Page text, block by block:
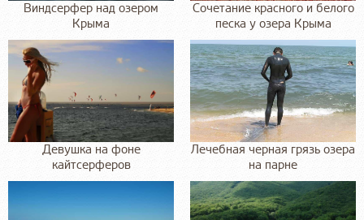
Виндсерфер над озером
Крыма
Сочетание красного и белого
песка у озера Крыма
Девушка на фоне
кайтсерферов
Лечебная черная грязь озера
на парне